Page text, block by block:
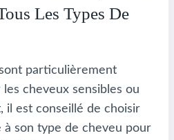
Les Types De
particulièrement
cheveux sensibles ou
il est conseillé de choisir
à son type de cheveu pour